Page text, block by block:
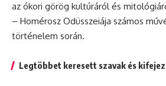
az ókori görög kultúrárólés
– Homérosz Odüsszeiája számos
történelem során.
Legtöbbet keresett szavak és